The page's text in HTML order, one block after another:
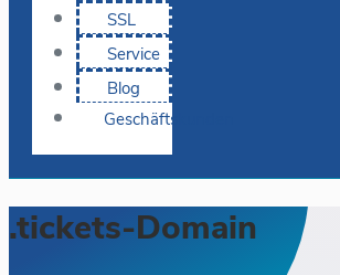
SSL
Service
Blog
Geschäftskunden
.tickets-Domain